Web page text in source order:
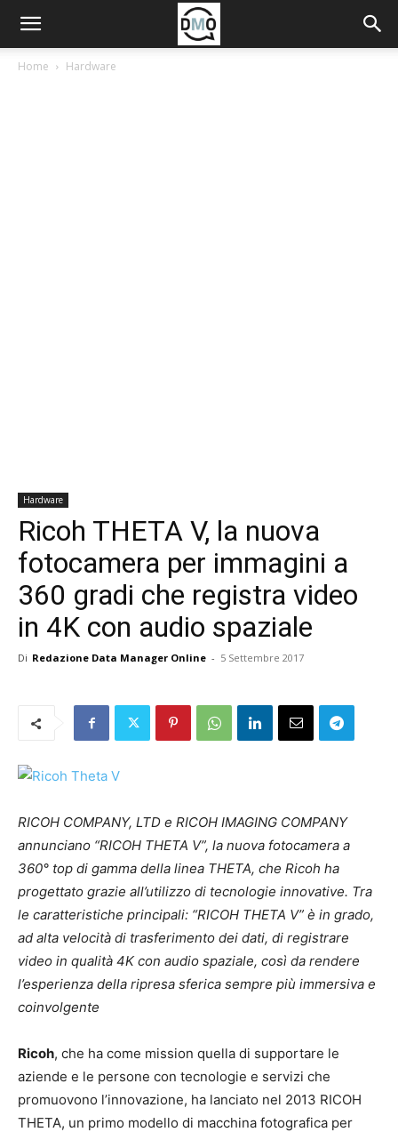
Home Hardware
Hardware
Ricoh THETA V, la nuova
fotocamera per immagini a
360 gradi che registra video
in 4K con audio spaziale
Di Redazione Data Manager Online - 5 Settembre 2017
RICOH COMPANY, LTD e RICOH IMAGING COMPANY
annunciano “RICOH THETA V”, la nuova fotocamera a
360° top di gamma della linea THETA, che Ricoh ha
progettato grazie all’utilizzo di tecnologie innovative. Tra
le caratteristiche principali: “RICOH THETA V” è in grado,
ad alta velocità di trasferimento dei dati, di registrare
video in qualità 4K con audio spaziale, così da rendere
l’esperienza della ripresa sferica sempre più immersiva e
coinvolgente
Ricoh, che ha come mission quella di supportare le
aziende e le persone con tecnologie e servizi che
promuovono l’innovazione, ha lanciato nel 2013 RICOH
THETA, un primo modello di macchina fotografica per